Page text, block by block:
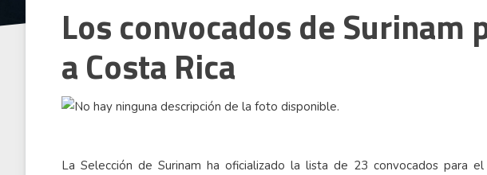
Los convocados de Surinam
a Costa Rica
La Selección de Surinam ha oficializado la lista de 23 convocados para